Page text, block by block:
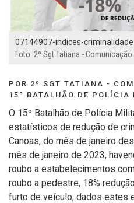
07144907-indices-
Foto: 2º Sgt Tatiana -
POR 2º SGT TATIANA -
15º BATALHÃO DE POLÍCIA
O 15º Batalhão de Polícia
estatísticos de redução de
Canoas, do mês de janeiro
mês de janeiro de 2023,
roubo a estabelecimentos
roubo a pedestre, 18%
furto de veículo, dados estes